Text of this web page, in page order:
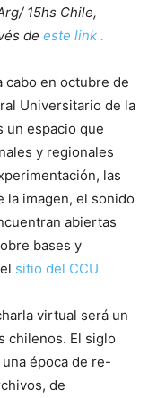
15hs Chile,
de este link .
cabo en octubre de
Universitario de la
un espacio que
y regionales
las
la imagen, el sonido
abiertas
bases y
sitio del CCU
virtual será un
chilenos. El siglo
época de re-
de